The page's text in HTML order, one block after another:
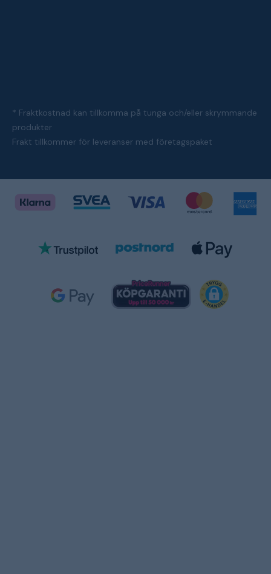
* Fraktkostnad kan tillkomma på tunga och/eller skrymmande
produkter
Frakt tillkommer för leveranser med företagspaket